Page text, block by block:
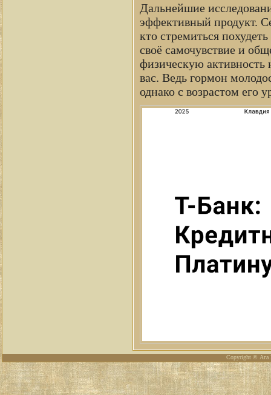
Дальнейшие
эффективный продукт.
кто стремиться
своё самочувствие и
физическую
вас. Ведь гормон
однако с возрастом его
Copyright © Ага